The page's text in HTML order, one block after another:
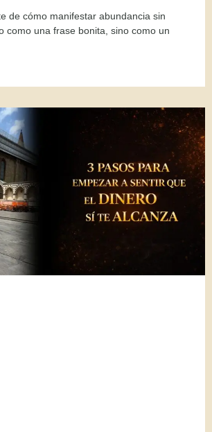
de cómo manifestar abundancia sin
como una frase bonita, sino como un